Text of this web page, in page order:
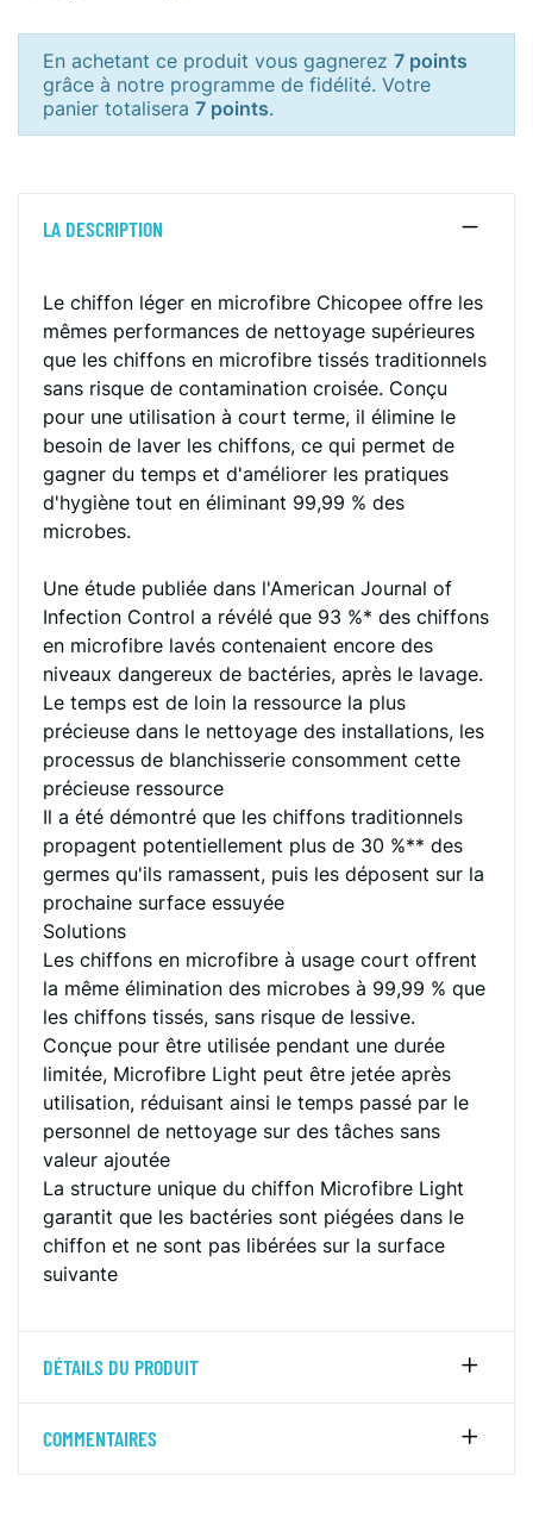
En achetant ce produit vous gagnerez 7 points
grâce à notre programme de fidélité. Votre
panier totalisera 7 points.
LA DESCRIPTION
Le chiffon léger en microfibre Chicopee offre les
mêmes performances de nettoyage supérieures
que les chiffons en microfibre tissés traditionnels
sans risque de contamination croisée. Conçu
pour une utilisation à court terme, il élimine le
besoin de laver les chiffons, ce qui permet de
gagner du temps et d'améliorer les pratiques
d'hygiène tout en éliminant 99,99 % des
microbes.
Une étude publiée dans l'American Journal of
Infection Control a révélé que 93 %* des chiffons
en microfibre lavés contenaient encore des
niveaux dangereux de bactéries, après le lavage.
Le temps est de loin la ressource la plus
précieuse dans le nettoyage des installations, les
processus de blanchisserie consomment cette
précieuse ressource
Il a été démontré que les chiffons traditionnels
propagent potentiellement plus de 30 %** des
germes qu'ils ramassent, puis les déposent sur la
prochaine surface essuyée
Solutions
Les chiffons en microfibre à usage court offrent
la même élimination des microbes à 99,99 % que
les chiffons tissés, sans risque de lessive.
Conçue pour être utilisée pendant une durée
limitée, Microfibre Light peut être jetée après
utilisation, réduisant ainsi le temps passé par le
personnel de nettoyage sur des tâches sans
valeur ajoutée
La structure unique du chiffon Microfibre Light
garantit que les bactéries sont piégées dans le
chiffon et ne sont pas libérées sur la surface
suivante
DÉTAILS DU PRODUIT
COMMENTAIRES